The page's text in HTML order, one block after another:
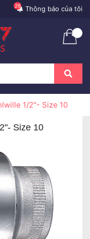
Thông báo của tôi
26
1/2"- Size 10
Size 10